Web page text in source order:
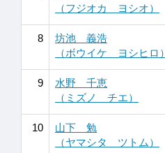
（フジオカ ヨシオ）
8
坊池 義浩
（ボウイケ ヨシヒロ）
9
水野 千恵
（ミズノ チエ）
10
山下 勉
（ヤマシタ ツトム）